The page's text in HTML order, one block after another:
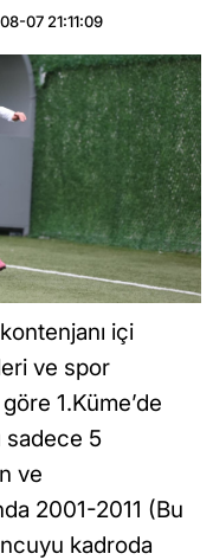
07 21:11:09
içi
ve spor
1.Küme’de
sadece 5
ve
2001-2011 (Bu
kadroda